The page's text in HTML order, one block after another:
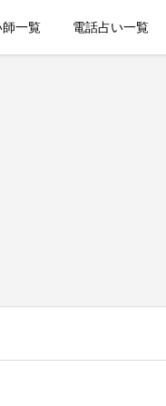
一覧 電話占い一覧